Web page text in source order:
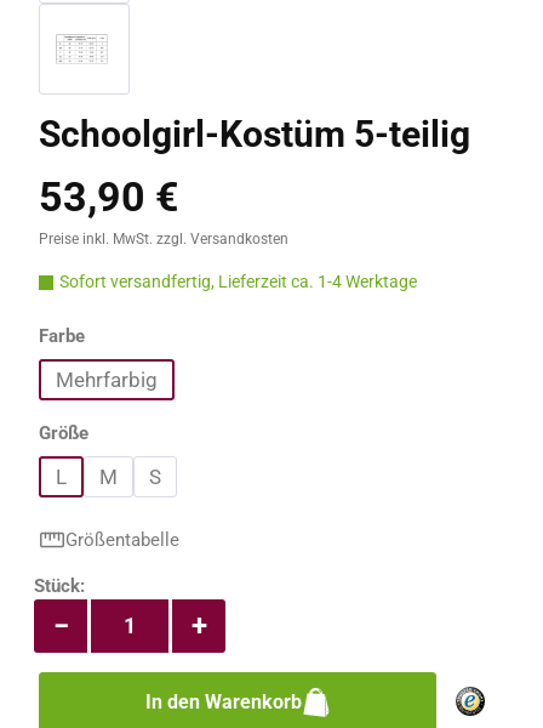
Schoolgirl-Kostüm 5-teilig
Regulärer Preis:
53,90 €
Preise inkl. MwSt. zzgl. Versandkosten
Sofort versandfertig, Lieferzeit ca. 1-4 Werktage
Farbeauswählen
Mehrfarbig
Größeauswählen
L M S
Größentabelle
Produkt Anzahl: Gib den gewünschten
Stück:
+
−
In den Warenkorb